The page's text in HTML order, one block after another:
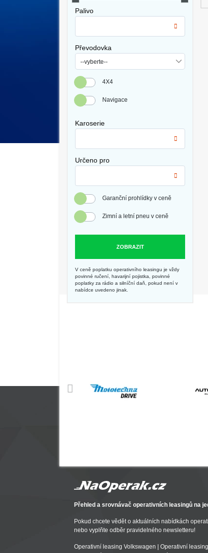
Palivo
Převodovka
4X4
Navigace
Karoserie
Určeno pro
Garanční prohlídky v ceně
Zimní a letní pneu v ceně
ZOBRAZIT
V ceně poplatku operativního leasingu je vždy
povinné ručení, havarijní pojistka, povinné
poplatky za rádio a silníční daň, pokud není v
nabídce uvedeno jinak.
Přehled a srovnávač operativních leasingů na
Pokud chcete vědět o aktuálních nabídkách
nebo vyplňte odběr pravidelného newsletteru!
Operativní leasing Volkswagen Operativní